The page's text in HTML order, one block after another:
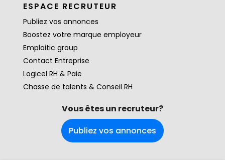
ESPACE RECRUTEUR
Publiez vos annonces
Boostez votre marque employeur
Emploitic group
Contact Entreprise
Logicel RH & Paie
Chasse de talents & Conseil RH
Vous êtes un recruteur?
Publiez vos annonces